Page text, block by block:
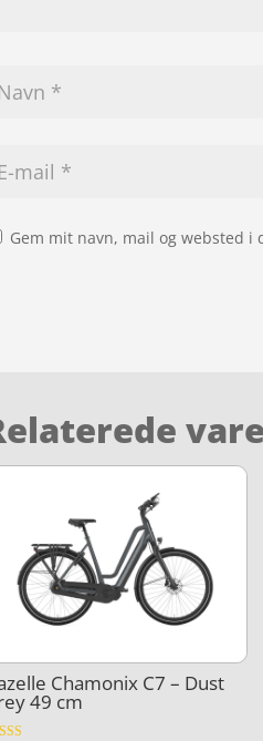
Gem mit navn, mail og websted
Chamonix C7 – Dust
49 cm